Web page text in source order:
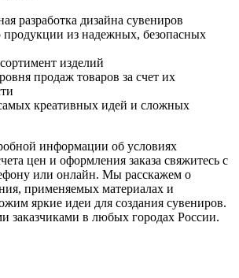
разработка дизайна сувениров
продукции из надежных, безопасных
изделий
продаж товаров за счет их
креативных идей и сложных
информации об условиях
цен и оформления заказа свяжитесь с
или онлайн. Мы расскажем о
применяемых материалах и
яркие идеи для создания сувениров.
заказчиками в любых городах России.